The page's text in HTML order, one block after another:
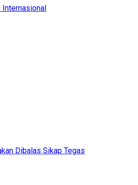
Internasional
Dibalas Sikap Tegas